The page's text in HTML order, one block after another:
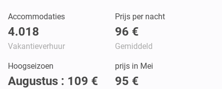
Accommodaties
4.018
Vakantieverhuur
Prijs per nacht
96 €
Gemiddeld
Hoogseizoen
Augustus : 109 €
prijs in Mei
95 €